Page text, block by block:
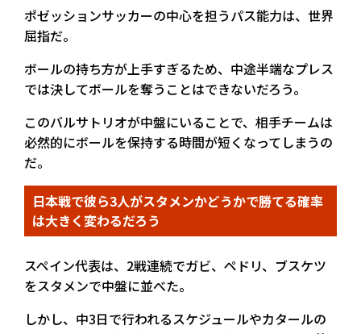
ポゼッションサッカーの中心を担うパス能力は、世界
屈指だ。
ボールの持ち方が上手すぎるため、中途半端なプレス
では決してボールを奪うことはできないだろう。
このバルサトリオが中盤にいることで、相手チームは
必然的にボールを保持する時間が短くなってしまうの
だ。
日本戦で彼ら3人がスタメンかどうかで勝てる確率
は大きく変わるだろう
スペイン代表は、2戦連続でガビ、ペドリ、ブスケツ
をスタメンで中盤に並べた。
しかし、中3日で行われるスケジュールやカタールの